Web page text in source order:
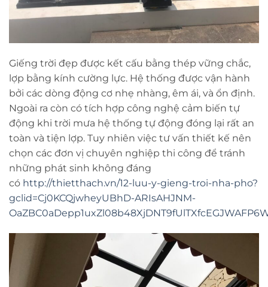
Giếng trời đẹp được kết cấu bằng thép vững chắc,
lợp bằng kính cường lực. Hệ thống được vận hành
bởi các dòng động cơ nhẹ nhàng, êm ái, và ổn định.
Ngoài ra còn có tích hợp công nghệ cảm biến tự
động khi trời mưa hệ thống tự động đóng lại rất an
toàn và tiện lợp. Tuy nhiên việc tư vấn thiết kế nên
chọn các đơn vị chuyên nghiệp thi công để tránh
những phát sinh không đáng
có http://thietthach.vn/12-luu-y-gieng-troi-nha-pho?
gclid=Cj0KCQjwheyUBhD-ARIsAHJNM-